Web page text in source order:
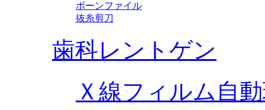
ボーンファイル
抜糸剪刀
歯科レントゲン
Ｘ線フィルム自